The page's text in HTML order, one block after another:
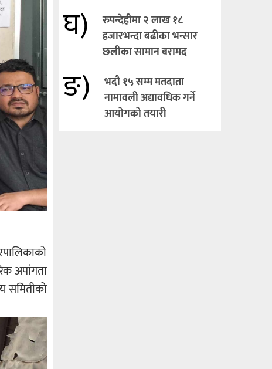
अपांगता
समितीको
घ)
रुपन्देहीमा २ लाख १८
हजारभन्दा बढीका भन्सार
छलीका सामान बरामद
ङ)
भदौ १५ सम्म मतदाता
नामावली अद्यावधिक गर्ने
आयोगको तयारी